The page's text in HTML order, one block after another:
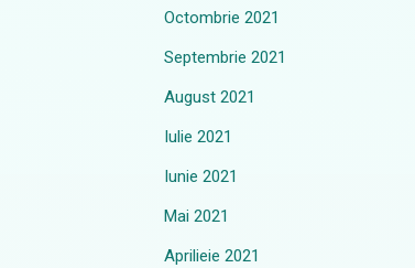
Octombrie 2021
Septembrie 2021
August 2021
Iulie 2021
Iunie 2021
Mai 2021
Aprilieie 2021